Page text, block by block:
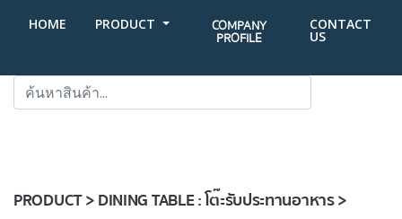
HOME PRODUCT COMPANY
PROFILE
CONTACT
US
PRODUCT > DINING TABLE : โต๊ะรับประทานอาหาร >